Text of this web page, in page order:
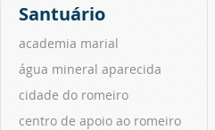
Santuário
academia marial
água mineral aparecida
cidade do romeiro
centro de apoio ao romeiro